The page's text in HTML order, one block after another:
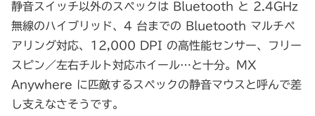
静音スイッチ以外のスペックは Bluetooth と 2.4GHz
無線のハイブリッド、4 台までの Bluetooth マルチペ
アリング対応、12,000 DPI の高性能センサー、フリー
スピン／左右チルト対応ホイール…と十分。MX
Anywhere に匹敵するスペックの静音マウスと呼んで差
し支えなさそうです。